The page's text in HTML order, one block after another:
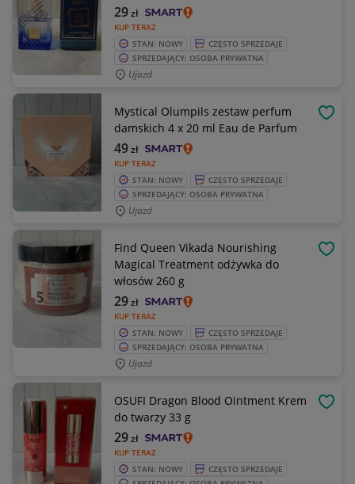
KUP TERAZ
29zł
STAN: NOWY
CZĘSTO SPRZEDAJE
SPRZEDAJĄCY: OSOBA PRYWATNA
Ujazd
Mystical Olumpils zestaw perfum
damskich 4 x 20 ml Eau de Parfum
KUP TERAZ
49zł
STAN: NOWY
CZĘSTO SPRZEDAJE
SPRZEDAJĄCY: OSOBA PRYWATNA
Ujazd
Find Queen Vikada Nourishing
Magical Treatment odżywka do
włosów 260 g
KUP TERAZ
29zł
STAN: NOWY
CZĘSTO SPRZEDAJE
SPRZEDAJĄCY: OSOBA PRYWATNA
Ujazd
OSUFI Dragon Blood Ointment Krem
do twarzy 33 g
KUP TERAZ
29zł
STAN: NOWY
CZĘSTO SPRZEDAJE